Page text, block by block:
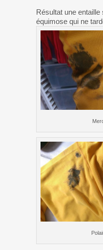
Résultat une
équimose qui ne